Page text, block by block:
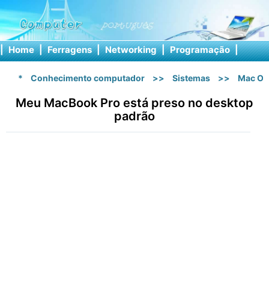
| Home | Ferragens | Networking | Programação |
* Conhecimento computador >> Sistemas >> Mac OS
Meu MacBook Pro está preso no desktop
padrão